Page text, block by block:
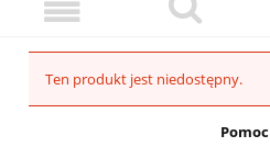
Ten produkt jest niedostępny.
Pomoc